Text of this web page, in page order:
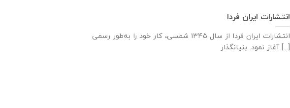
انتشارات ایران فردا
انتشارات ایران‌ فردا از سال ۱۳۴۵ شمسی، کار خود را به‌طور رسمی
آغاز نمود. بنیانگذار [...]